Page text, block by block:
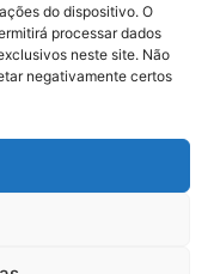
do dispositivo. O
processar dados
neste site. Não
negativamente certos